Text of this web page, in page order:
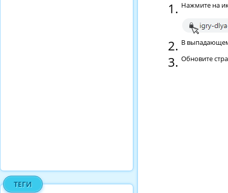
ТЕГИ
Нажмите на
В
Обновите